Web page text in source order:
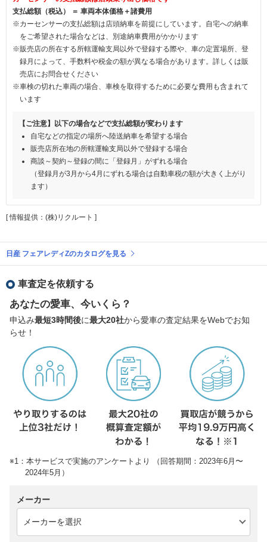
支払総額（税込） ＝ 車両本体価格＋諸費用
※カーセンサーの支払総額は店頭納車を前提にしています。自宅への納車
をご希望された場合などは、別途納車費用がかかります
※販売店の所在する所轄運輸支局以外で登録する際や、車の定置場所、登
録月によって、手数料や税金の額が異なる場合があります。詳しくは販
売店にお問合せください
※車検の切れた車両の場合、車検を取得するために必要な費用も含まれて
います
【ご注意】以下の場合などで支払総額が変わります
自宅などの指定の場所へ陸送納車を希望する場合
販売店所在地の所轄運輸支局以外で登録する場合
商談～契約～登録の間に「登録月」がずれる場合
（登録月が3月から4月にずれる場合は自動車税の額が大きく上がり
ます）
[ 情報提供：(株)リクルート ]
日産 フェアレディZのカタログを見る
車査定を依頼する
あなたの愛車、今いくら？
申込み最短3時間後に最大20社から愛車の査定結果をWebでお知
らせ！
※1：本サービスで実施のアンケートより （回答期間：2023年6月〜
2024年5月）
メーカー